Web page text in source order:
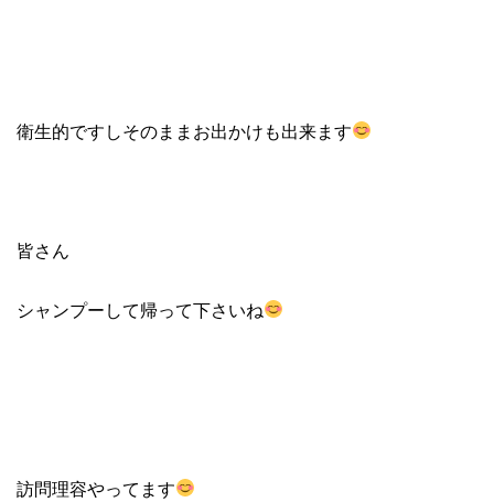
衛生的ですしそのままお出かけも出来ます
皆さん
シャンプーして帰って下さいね
訪問理容やってます